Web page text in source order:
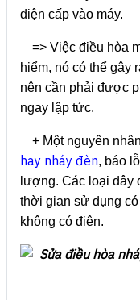
điện cấp vào máy.
=> Việc điều hòa
hiểm, nó có thể gây
nên cần phải được
ngay lập tức.
+ Một nguyên
hay nháy đèn, báo
lượng. Các loại dây
thời gian sử dụng
không có điện.